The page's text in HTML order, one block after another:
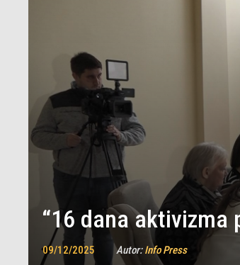
“16 dana aktivizma
09/12/2025 Autor:Info Press